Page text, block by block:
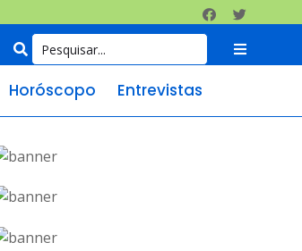
Horóscopo Entrevistas